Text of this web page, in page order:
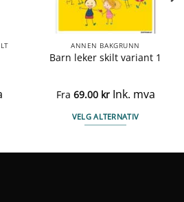
ANNEN BAKGRUNN
Barn leker skilt variant 1
Fra 69.00 kr Ink. mva
VELG ALTERNATIV